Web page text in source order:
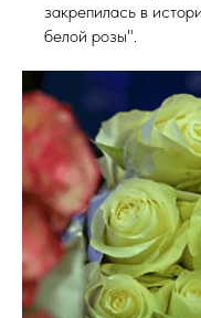
закрепилась в
белой розы".